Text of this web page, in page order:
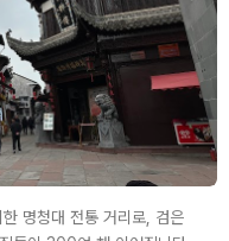
명청대 전통 거리로, 검은